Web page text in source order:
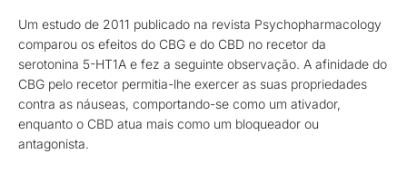
Um estudo de 2011 publicado na revista Psychopharmacology
comparou os efeitos do CBG e do CBD no recetor da
serotonina 5-HT1A e fez a seguinte observação. A afinidade do
CBG pelo recetor permitia-lhe exercer as suas propriedades
contra as náuseas, comportando-se como um ativador,
enquanto o CBD atua mais como um bloqueador ou
antagonista.